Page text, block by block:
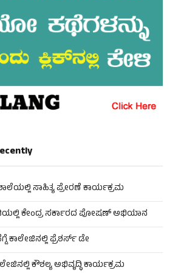
ಸಾಹಿತ್ಯ ಪ್ರೇರಣೆ ಕಾರ್ಯಕ್ರಮ
ಕೇಂದ್ರ ಸರ್ಕಾರದ ಪೋಷಣ್ ಅಭಿಯಾನ
ಕಾಲೇಜಿನಲ್ಲಿ ಫ್ರೆಶರ್ಸ್ ಡೇ
ಕೌಶಲ್ಯ ಅಭಿವೃದ್ಧಿ ಕಾರ್ಯಕ್ರಮ